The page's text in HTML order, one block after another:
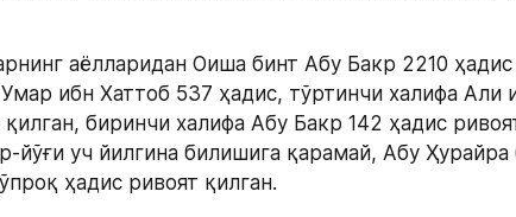
аёлларидан Оиша бинт Абу Бакр 2210 ҳадис
ибн Хаттоб 537 ҳадис, тўртинчи халифа Али
биринчи халифа Абу Бакр 142 ҳадис
йўғи уч йилгина билишига қарамай, Абу Ҳурайра
ҳадис ривоят қилган.